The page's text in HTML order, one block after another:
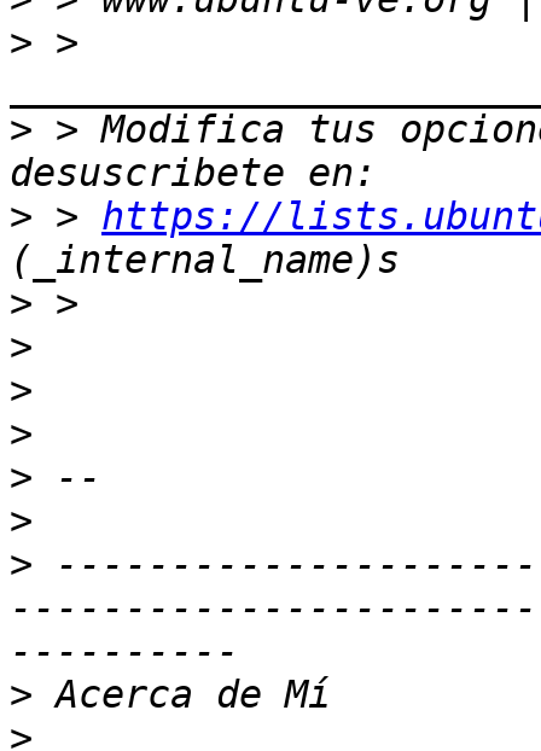
> >
> > Modifica tus
> > https://
>
>
>
>
>
>
>
>
>